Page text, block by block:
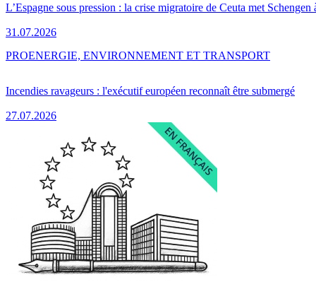
L’Espagne sous pression : la crise migratoire de Ceuta met Schengen
31.07.2026
Incendies ravageurs : l'exécutif européen reconnaît être submergé
27.07.2026
PROENERGIE, ENVIRONNEMENT ET TRANSPORT